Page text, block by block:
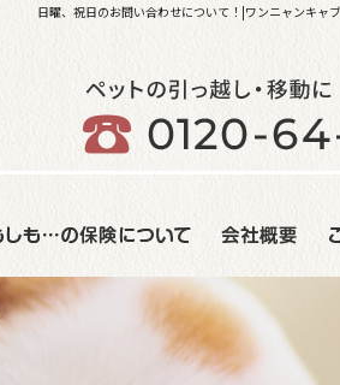
日曜、祝日のお問い合わせについて！|ワンニャンキャ